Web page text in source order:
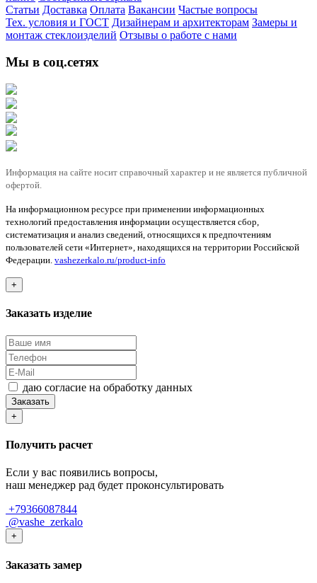
Статьи Доставка Оплата Вакансии Частые вопросы
Тех. условия и ГОСТ Дизайнерам и архитекторам Замеры и
монтаж стеклоизделий Отзывы о работе с нами
Мы в соц.сетях
Информация на сайте носит справочный характер и не является публичной
офертой.
На информационном ресурсе при применении информационных
технологий предоставления информации осуществляется сбор,
систематизация и анализ сведений, относящихся к предпочтениям
пользователей сети «Интернет», находящихся на территории Российской
Федерации. vashezerkalo.ru/product-info
+
Заказать изделие
даю согласие на обработку данных
Заказать
+
Получить расчет
Если у вас появились вопросы,
наш менеджер рад будет проконсультировать
+79366087844
@vashe_zerkalo
+
Заказать замер